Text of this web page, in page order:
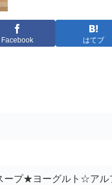
Facebook はてブ
プ★ヨーグルト☆アル